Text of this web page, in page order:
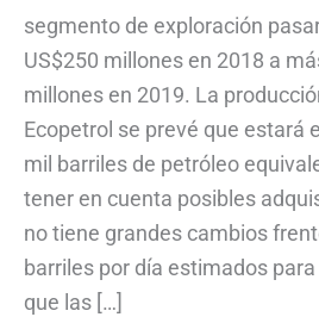
segmento de exploración
US$250 millones en 2018 a
millones en 2019. La
Ecopetrol se prevé que estará
mil barriles de petróleo
tener en cuenta posibles
no tiene grandes cambios
barriles por día estimados
que las […]